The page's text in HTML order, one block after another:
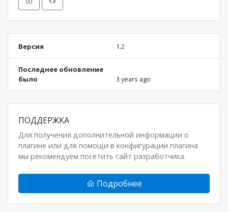
Версия 1.2
Последнее обновление
было
3 years ago
ПОДДЕРЖКА
Для получения дополнительной информации о
плагине или для помощи в конфигурации плагина
мы рекомендуем посетить сайт разработчика.
Подробнее